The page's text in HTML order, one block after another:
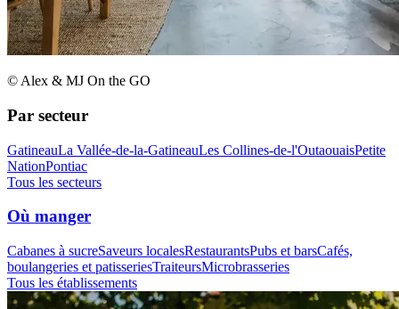
© Alex & MJ On the GO
Par secteur
GatineauLa Vallée-de-la-GatineauLes Collines-de-l'OutaouaisPetite
NationPontiac
Tous les secteurs
Où manger
Cabanes à sucreSaveurs localesRestaurantsPubs et barsCafés,
boulangeries et patisseriesTraiteursMicrobrasseries
Tous les établissements